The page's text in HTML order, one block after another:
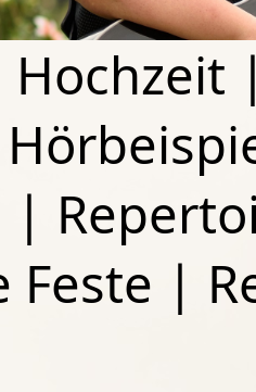
Hochzeit
|
Feste |